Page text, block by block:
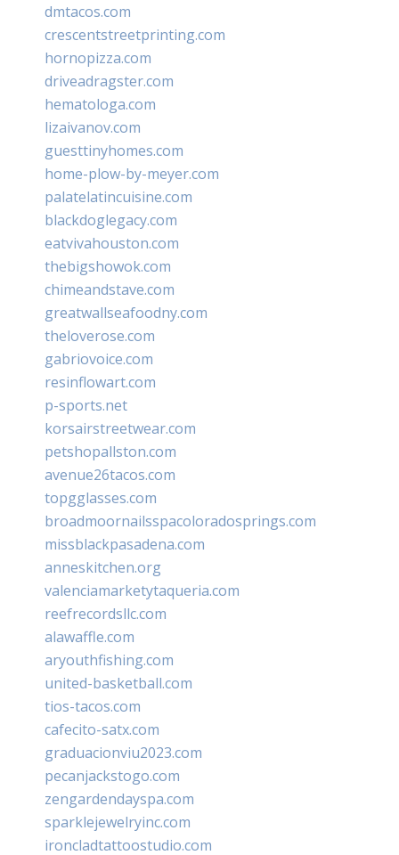
dmtacos.com
crescentstreetprinting.com
hornopizza.com
driveadragster.com
hematologa.com
lizaivanov.com
guesttinyhomes.com
home-plow-by-meyer.com
palatelatincuisine.com
blackdoglegacy.com
eatvivahouston.com
thebigshowok.com
chimeandstave.com
greatwallseafoodny.com
theloverose.com
gabriovoice.com
resinflowart.com
p-sports.net
korsairstreetwear.com
petshopallston.com
avenue26tacos.com
topgglasses.com
broadmoornailsspacoloradosprings.com
missblackpasadena.com
anneskitchen.org
valenciamarketytaqueria.com
reefrecordsllc.com
alawaffle.com
aryouthfishing.com
united-basketball.com
tios-tacos.com
cafecito-satx.com
graduacionviu2023.com
pecanjackstogo.com
zengardendayspa.com
sparklejewelryinc.com
ironcladtattoostudio.com